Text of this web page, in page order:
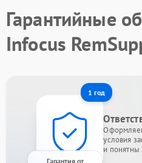
Гарантийные
Infocus
1 год
Гарантия от
условия
и понятны